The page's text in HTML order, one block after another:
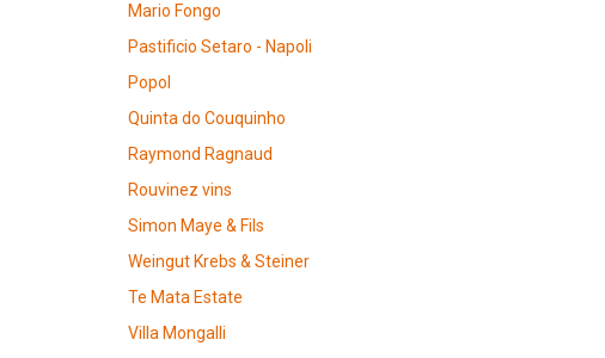
Mario Fongo
Pastificio Setaro - Napoli
Popol
Quinta do Couquinho
Raymond Ragnaud
Rouvinez vins
Simon Maye & Fils
Weingut Krebs & Steiner
Te Mata Estate
Villa Mongalli